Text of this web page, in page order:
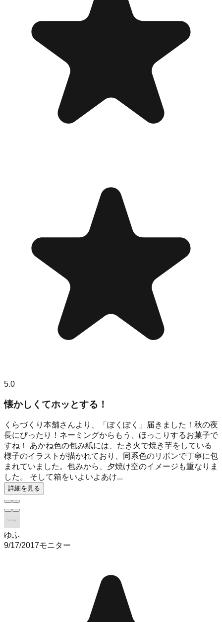
5.0
懐かしくてホッとする！
くらづくり本舗さんより、「ぽくぽく」届きました！秋の夜
長にぴったり！ネーミングからもう、ほっこりするお菓子で
すね！ あかね色の包み紙には、たき火で焼き芋をしている
様子のイラストが描かれており、同系色のリボンで丁寧に包
まれていました。包みから、夕焼け空のイメージも重なりま
した。 そして箱をいよいよあけ...
詳細を見る
ゆふ
9/17/2017モニター